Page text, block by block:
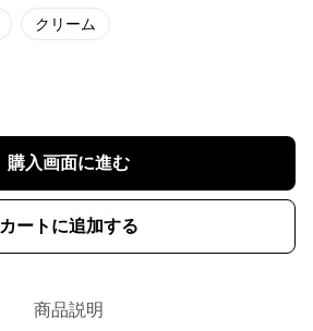
クリーム
購入画面に進む
カートに追加する
商品説明